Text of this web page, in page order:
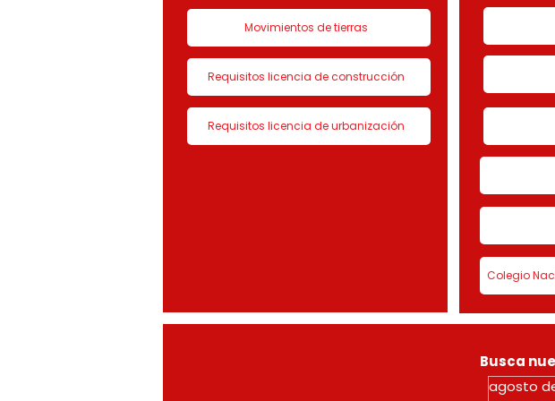
Movimientos de tierras
Requisitos licencia de construcción
Requisitos licencia de urbanización
Colegio
Busca
agosto